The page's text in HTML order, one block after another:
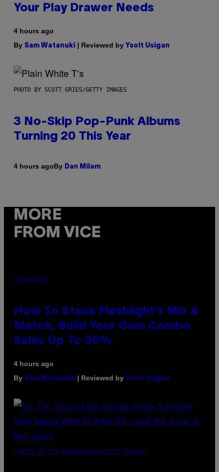
Your Play Drawer Needs
4 hours ago
By Sam Watanuki | Reviewed by Ysolt Usigan
PHOTO BY SCOTT GRIES/GETTY IMAGES
3 No-Skip Pop-Punk Albums
Turning 20 This Year
4 hours agoBy Dan Milam
MORE
FROM VICE
FLESHLIGHT
How To Stack Fleshlight’s Mix &
Match, Build Your Own Combo
Sales Up To 30%
4 hours ago
By Sam Watanuki | Reviewed by Ysolt Usigan
(PHOTO BY TIM MOSENFELDER/GETTY IMAGES)